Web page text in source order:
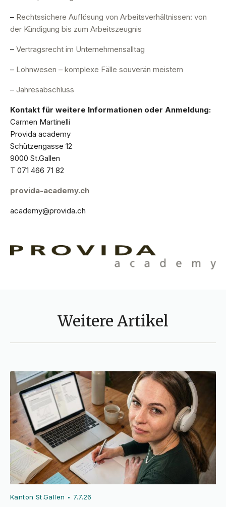
– Rechtssichere Auflösung von Arbeitsverhältnissen: von
der Kündigung bis zum Arbeitszeugnis
– Vertragsrecht im Unternehmensalltag
– Lohnwesen – komplexe Fälle souverän meistern
– Jahresabschluss
Kontakt für weitere Informationen oder Anmeldung:
Carmen Martinelli
Provida academy
Schützengasse 12
9000 St.Gallen
T 071 466 71 82
provida-academy.ch
academy@provida.ch
Weitere Artikel
Kanton St.Gallen • 7.7.26